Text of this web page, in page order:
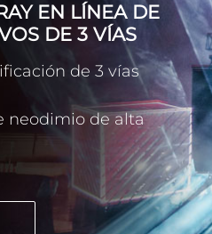
EN LÍNEA DE
DE 3 VÍAS
de 3 vías
neodimio de alta